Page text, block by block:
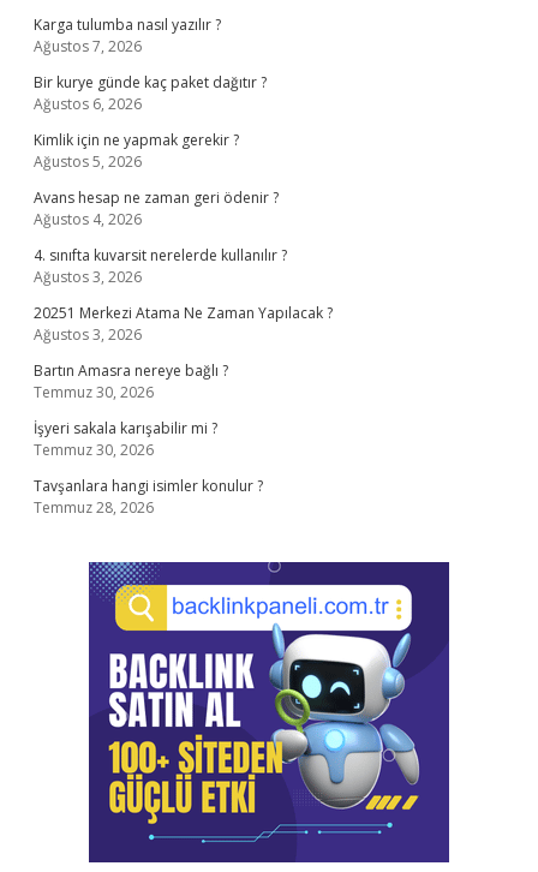
Karga tulumba nasıl yazılır ?
Ağustos 7, 2026
Bir kurye günde kaç paket dağıtır ?
Ağustos 6, 2026
Kimlik için ne yapmak gerekir ?
Ağustos 5, 2026
Avans hesap ne zaman geri ödenir ?
Ağustos 4, 2026
4. sınıfta kuvarsit nerelerde kullanılır ?
Ağustos 3, 2026
20251 Merkezi Atama Ne Zaman Yapılacak ?
Ağustos 3, 2026
Bartın Amasra nereye bağlı ?
Temmuz 30, 2026
İşyeri sakala karışabilir mi ?
Temmuz 30, 2026
Tavşanlara hangi isimler konulur ?
Temmuz 28, 2026